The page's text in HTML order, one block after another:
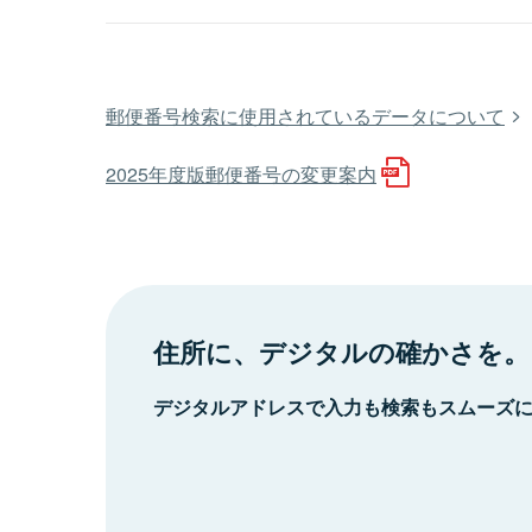
郵便番号検索に使用されているデータについて
2025年度版郵便番号の変更案内
住所に、デジタルの確かさを。
デジタルアドレスで入力も検索もスムーズ